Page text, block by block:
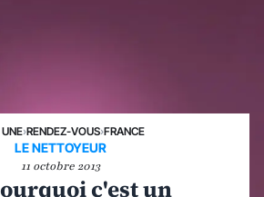
›RENDEZ-VOUS›FRANCE
LE NETTOYEUR
11 octobre 2013
c'est un